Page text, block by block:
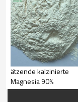
Ätzende kalzinierte
Dashiqiao Yutong
Magnesiumoxid-
Ätzendes kalziniertes
in einem Nachhallofen
Wirbelschichtöfen
gleichmäßige
Aktivität aus.
ätzende kalzinierte
Magnesia 90%